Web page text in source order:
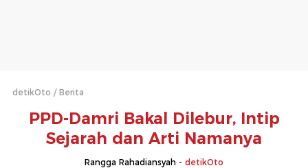
detikOto Berita
PPD-Damri Bakal Dilebur, Intip
Sejarah dan Arti Namanya
Rangga Rahadiansyah - detikOto